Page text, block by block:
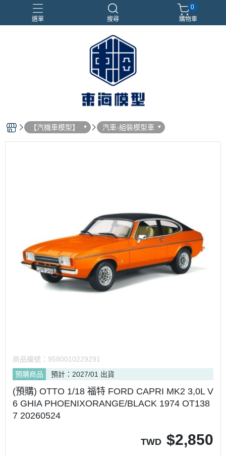
選單 搜尋
合金車
閃電霹靂車
電子雞/塔麻可吉/塔麻歌子
0
購物車
【汽機車模型】 汽車-組裝模型車
商品編號： 9580010229291
預購商品
預計：2027/01 出貨
(預購) OTTO 1/18 福特 FORD CAPRI MK2 3,0L V
6 GHIA PHOENIXORANGE/BLACK 1974 OT138
7 20260524
TWD $2,850